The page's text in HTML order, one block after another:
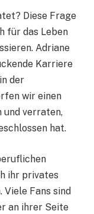
Diese Frage
für das Leben
Adriane
Karriere
der
wir einen
und verraten,
hat.
ihr privates
Fans sind
an ihrer Seite